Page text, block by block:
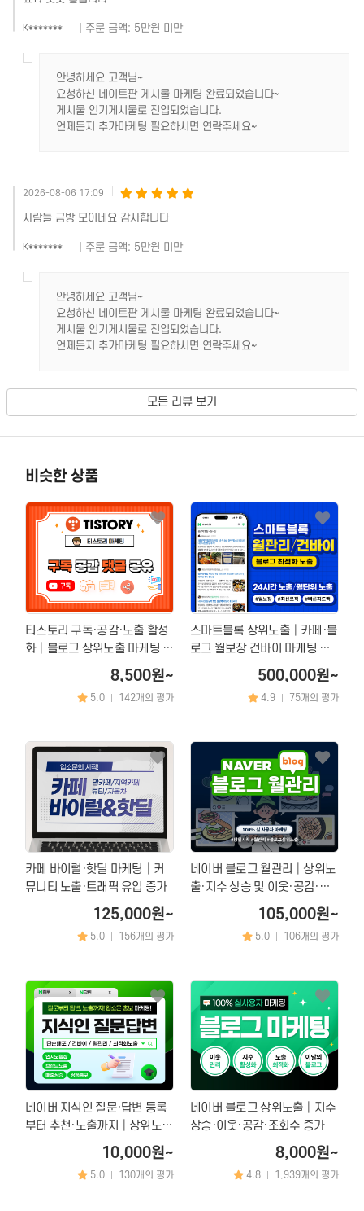
K******* | 주문 금액: 5만원 미만
안녕하세요 고객님~
요청하신 네이트판 게시물 마케팅 완료되었습니다~
게시물 인기게시물로 진입되었습니다.
언제든지 추가마케팅 필요하시면 연락주세요~
2026-08-06 17:09
사람들 금방 모이네요 감사합니다
K******* | 주문 금액: 5만원 미만
안녕하세요 고객님~
요청하신 네이트판 게시물 마케팅 완료되었습니다~
게시물 인기게시물로 진입되었습니다.
언제든지 추가마케팅 필요하시면 연락주세요~
모든 리뷰 보기
비슷한 상품
티스토리 구독·공감·노출 활성
화│블로그 상위노출 마케팅 전
8,500원~
5.0 142개의 평가
스마트블록 상위노출│카페·블
로그 월보장 건바이 마케팅 서
500,000원~
4.9 75개의 평가
카페 바이럴·핫딜 마케팅│커
뮤니티 노출·트래픽 유입 증가
125,000원~
5.0 156개의 평가
네이버 블로그 월관리│상위노
출·지수 상승 및 이웃·공감·조
105,000원~
5.0 106개의 평가
네이버 지식인 질문·답변 등록
부터 추천·노출까지│상위노출
10,000원~
5.0 130개의 평가
네이버 블로그 상위노출│지수
상승·이웃·공감·조회수 증가
8,000원~
4.8 1,939개의 평가